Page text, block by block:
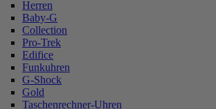
Herren
Baby-G
Collection
Pro-Trek
Edifice
Funkuhren
G-Shock
Gold
Taschenrechner-Uhren